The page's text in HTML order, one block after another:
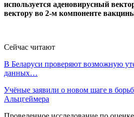
используется аденовирусный
вектору во 2-м компоненте
Сейчас читают
В Беларуси проверяют возможную
данных…
Учёные заявили о новом шаге в
Альцгеймера